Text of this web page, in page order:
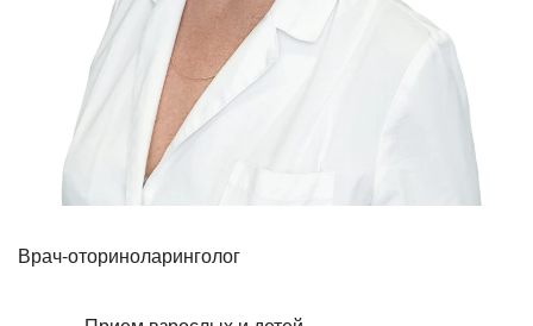
Прием терапевта-стоматолога
Врач-оториноларинголог